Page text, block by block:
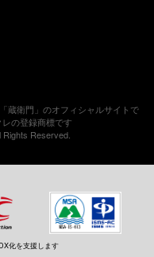
蔵衛門」のオフィシャルサイトで
の登録商標です
Reserved.
化を支援します